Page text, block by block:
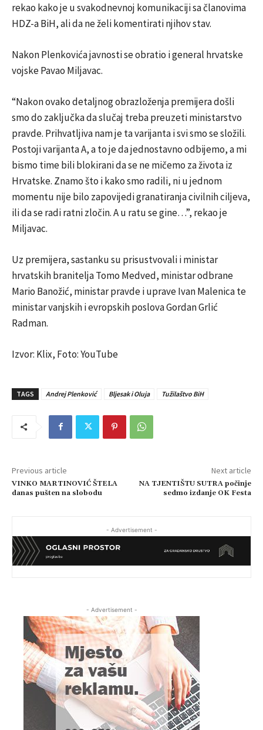
rekao kako je u svakodnevnoj komunikaciji sa članovima
HDZ-a BiH, ali da ne želi komentirati njihov stav.
Nakon Plenkovića javnosti se obratio i general hrvatske
vojske Pavao Miljavac.
“Nakon ovako detaljnog obrazloženja premijera došli
smo do zaključka da slučaj treba preuzeti ministarstvo
pravde. Prihvatljiva nam je ta varijanta i svi smo se složili.
Postoji varijanta A, a to je da jednostavno odbijemo, a mi
bismo time bili blokirani da se ne mičemo za života iz
Hrvatske. Znamo što i kako smo radili, ni u jednom
momentu nije bilo zapovijedi granatiranja civilnih ciljeva,
ili da se radi ratni zločin. A u ratu se gine…”, rekao je
Miljavac.
Uz premijera, sastanku su prisustvovali i ministar
hrvatskih branitelja Tomo Medved, ministar odbrane
Mario Banožić, ministar pravde i uprave Ivan Malenica te
ministar vanjskih i evropskih poslova Gordan Grlić
Radman.
Izvor: Klix, Foto: YouTube
TAGS Andrej Plenković Bljesak i Oluja Tužilaštvo BiH
Previous article
VINKO MARTINOVIĆ ŠTELA
danas pušten na slobodu
Next article
NA TJENTIŠTU SUTRA počinje
sedmo izdanje OK Festa
- Advertisement -
- Advertisement -